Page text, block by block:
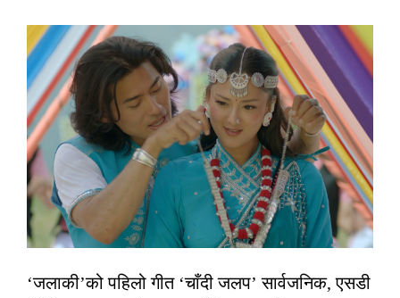
‘जलाकी’को पहिलो गीत ‘चाँदी जलप’ सार्वजनिक, एसडी